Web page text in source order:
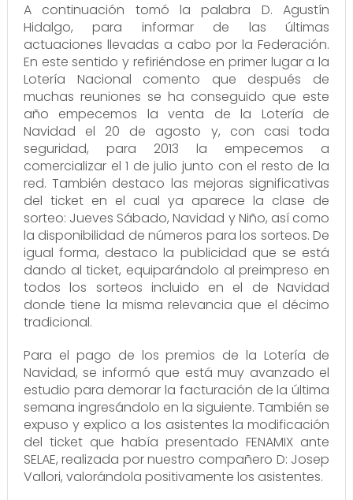
A continuación tomó la palabra D. Agustín
Hidalgo, para informar de las últimas
actuaciones llevadas a cabo por la Federación.
En este sentido y refiriéndose en primer lugar a la
Lotería Nacional comento que después de
muchas reuniones se ha conseguido que este
año empecemos la venta de la Lotería de
Navidad el 20 de agosto y, con casi toda
seguridad, para 2013 la empecemos a
comercializar el 1 de julio junto con el resto de la
red. También destaco las mejoras significativas
del ticket en el cual ya aparece la clase de
sorteo: Jueves Sábado, Navidad y Niño, así como
la disponibilidad de números para los sorteos. De
igual forma, destaco la publicidad que se está
dando al ticket, equiparándolo al preimpreso en
todos los sorteos incluido en el de Navidad
donde tiene la misma relevancia que el décimo
tradicional.
Para el pago de los premios de la Lotería de
Navidad, se informó que está muy avanzado el
estudio para demorar la facturación de la última
semana ingresándolo en la siguiente. También se
expuso y explico a los asistentes la modificación
del ticket que había presentado FENAMIX ante
SELAE, realizada por nuestro compañero D: Josep
Vallori, valorándola positivamente los asistentes.